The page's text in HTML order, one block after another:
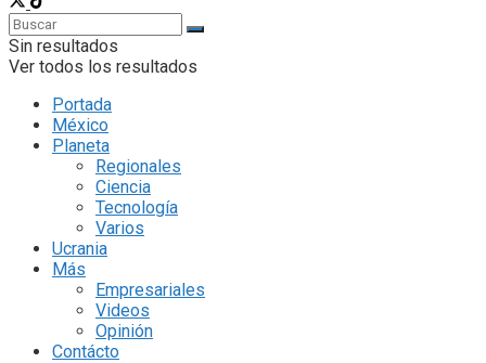
Sin resultados
Ver todos los resultados
Portada
México
Planeta
Regionales
Ciencia
Tecnología
Varios
Ucrania
Más
Empresariales
Videos
Opinión
Contácto